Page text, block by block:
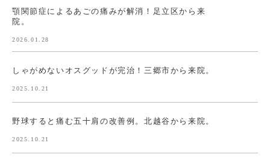
顎関節症によるあごの痛みが解消！足立区から来
院。
2026.01.28
しゃがめないオスグッドが完治！三郷市から来院。
2025.10.21
野球すると痛む五十肩の改善例。北越谷から来院。
2025.10.21